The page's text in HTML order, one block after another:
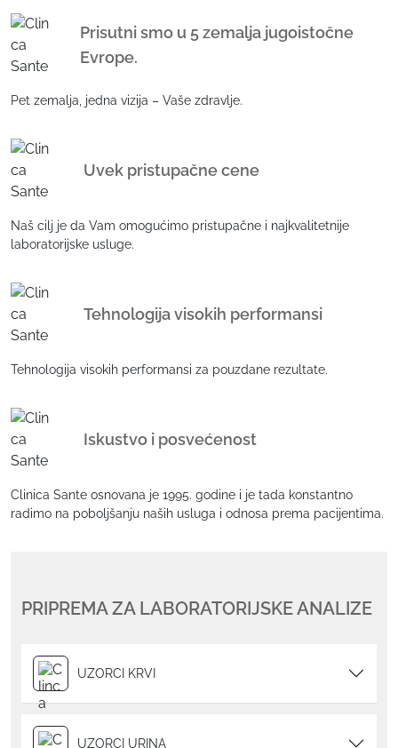
Prisutni smo u 5 zemalja jugoistočne
Evrope.
Pet zemalja, jedna vizija – Vaše zdravlje.
Uvek pristupačne cene
Naš cilj je da Vam omogućimo pristupačne i najkvalitetnije
laboratorijske usluge.
Tehnologija visokih performansi
Tehnologija visokih performansi za pouzdane rezultate.
Iskustvo i posvećenost
Clinica Sante osnovana je 1995. godine i je tada konstantno
radimo na poboljšanju naših usluga i odnosa prema pacijentima.
PRIPREMA ZA LABORATORIJSKE ANALIZE
UZORCI KRVI
UZORCI URINA